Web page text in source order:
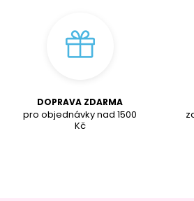
DOPRAVA ZDARMA
pro objednávky nad 1500
Kč